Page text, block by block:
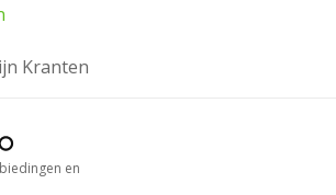
Kranten
en